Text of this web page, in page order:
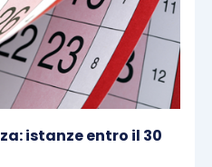
istanze entro il 30